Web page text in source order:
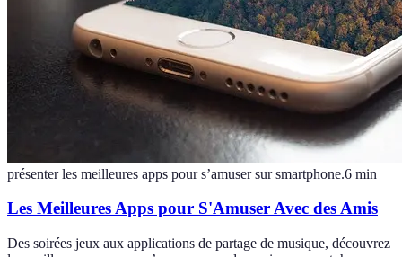
présenter les meilleures apps pour s’amuser sur smartphone.6 min
Les Meilleures Apps pour S'Amuser Avec des Amis
Des soirées jeux aux applications de partage de musique, découvrez